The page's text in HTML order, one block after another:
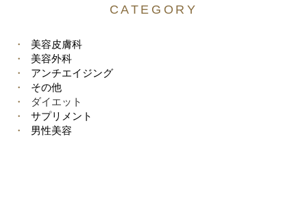
CATEGORY
美容皮膚科
美容外科
アンチエイジング
その他
ダイエット
サプリメント
男性美容